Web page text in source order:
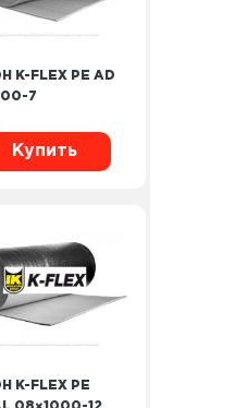
K-FLEX PE AD
7
Купить
K-FLEX PE